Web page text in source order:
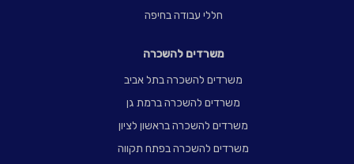
חללי עבודה בחיפה
משרדים להשכרה
משרדים להשכרה בתל אביב
משרדים להשכרה ברמת גן
משרדים להשכרה בראשון לציון
משרדים להשכרה בפתח תקווה